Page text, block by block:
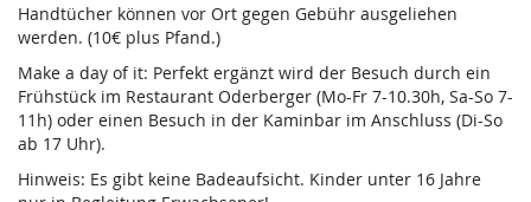
Handtücher können vor Ort gegen Gebühr ausgeliehen
werden. (10€ plus Pfand.)
Make a day of it: Perfekt ergänzt wird der Besuch durch ein
Frühstück im Restaurant Oderberger (Mo-Fr 7-10.30h, Sa-So 7-
11h) oder einen Besuch in der Kaminbar im Anschluss (Di-So
ab 17 Uhr).
Hinweis: Es gibt keine Badeaufsicht. Kinder unter 16 Jahre